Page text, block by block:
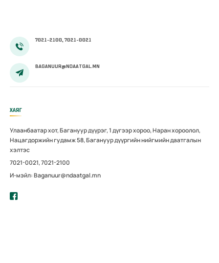
зохион
7021-2100, 7021-0021
BAGANUUR@NDAATGAL.MN
ХАЯГ
Улаанбаатар хот, Багануур дүүрэг, 1 дүгээр хороо, Наран хороолол,
Нацагдоржийн гудамж 58, Багануур дүүргийн нийгмийн даатгалын
хэлтэс
7021-0021, 7021-2100
И-мэйл: Baganuur@ndaatgal.mn